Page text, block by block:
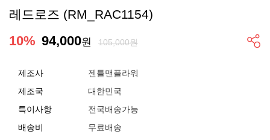
레드로즈 (RM_RAC1154)
10% 94,000원 105,000원
제조사
젠틀맨플라워
제조국
대한민국
특이사항
전국배송가능
배송비
무료배송